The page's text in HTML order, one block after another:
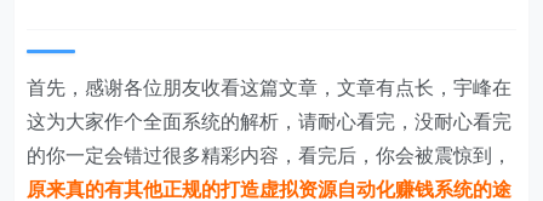
首先，感谢各位朋友收看这篇文章，文章有点长，宇峰在
这为大家作个全面系统的解析，请耐心看完，没耐心看完
的你一定会错过很多精彩内容，看完后，你会被震惊到，
原来真的有其他正规的打造虚拟资源自动化赚钱系统的途